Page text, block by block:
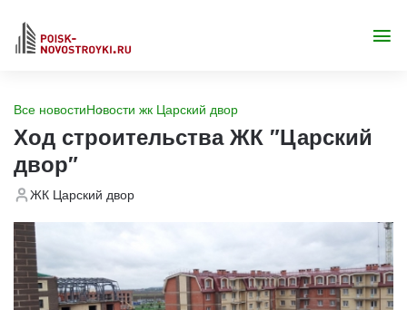
Все новостиНовости жк Царский двор
Ход строительства ЖК "Царский
двор"
ЖК Царский двор